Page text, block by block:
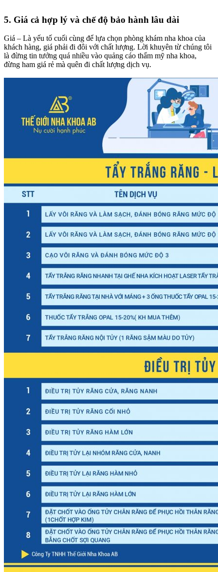
5. Giá cả hợp lý và chế độ bảo hành lâu dài
Giá – Là yếu tố cuối cùng để lựa chọn phòng khám nha khoa của
khách hàng, giá phải đi đôi với chất lượng. Lời khuyên từ chúng tôi
là đừng tin tưởng quá nhiều vào quảng cáo thẩm mỹ nha khoa,
đừng ham giá rẻ mà quên đi chất lượng dịch vụ.